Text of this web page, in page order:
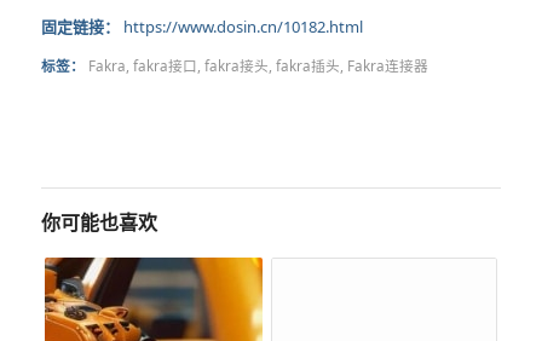
固定链接：
https://www.dosin.cn/10182.html
标签： Fakra fakra接口 fakra接头 fakra插头 Fakra连接器
你可能也喜欢